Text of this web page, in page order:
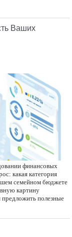
Ваших
финансовых
какая категория
семейном бюджете
картину
предложить полезные